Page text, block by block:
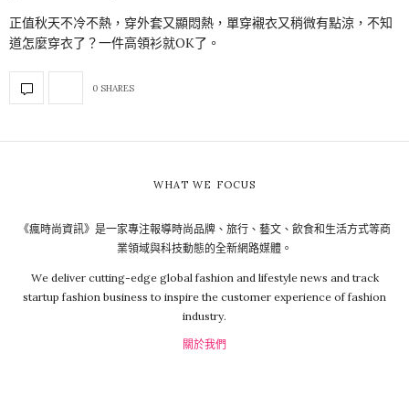
正值秋天不冷不熱，穿外套又顯悶熱，單穿襯衣又稍微有點涼，不知
道怎麼穿衣了？一件高領衫就OK了。
0 SHARES
WHAT WE FOCUS
《瘋時尚資訊》是一家專注報導時尚品牌、旅行、藝文、飲食和生活方式等商
業領域與科技動態的全新網路媒體。
We deliver cutting-edge global fashion and lifestyle news and track
startup fashion business to inspire the customer experience of fashion
industry.
關於我們